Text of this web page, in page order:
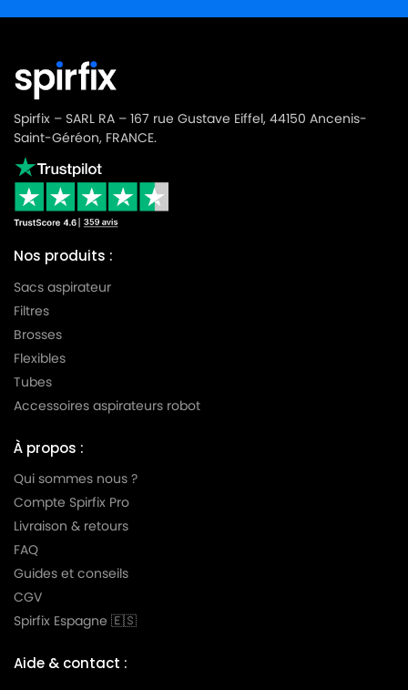
Spirfix – SARL RA – 167 rue Gustave Eiffel, 44150 Ancenis-
Saint-Géréon, FRANCE.
Nos produits :
Sacs aspirateur
Filtres
Brosses
Flexibles
Tubes
Accessoires aspirateurs robot
À propos :
Qui sommes nous ?
Compte Spirfix Pro
Livraison & retours
FAQ
Guides et conseils
CGV
Spirfix Espagne 🇪🇸
Aide & contact :